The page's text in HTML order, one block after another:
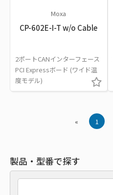
Moxa
CP-602E-I-T w/o Cable
2ポートCANインターフェース
PCI Expressボード (ワイド温
度モデル)
« 1
製品・型番で探す